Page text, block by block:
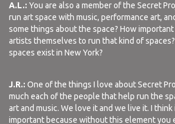
A.L.: You are also a member of the Secret
run art space with music, performance art,
some things about the space? How
artists themselves to run that kind of
spaces exist in New York?
J.R.: One of the things I love about Secret
much each of the people that help run the
art and music. We love it and we live it. I think
important because without this element you